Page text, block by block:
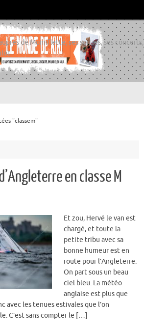
de Momiflette, ses sorties, ses concerts,
"classem"
en classe M
Et zou, Hervé le van est
chargé, et toute la
petite tribu avec sa
bonne humeur est en
route pour l’Angleterre.
On part sous un beau
ciel bleu. La météo
anglaise est plus que
avec les tenues estivales que l’on
C’est sans compter le […]